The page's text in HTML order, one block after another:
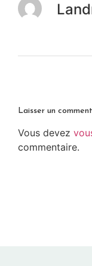
Laisser un
Vous devez
commentaire.